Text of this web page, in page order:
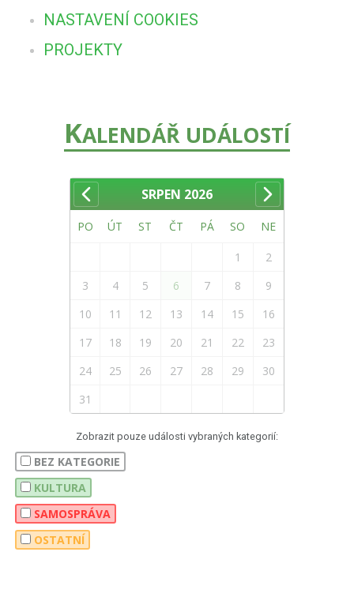
NASTAVENÍ COOKIES
PROJEKTY
KALENDÁŘ UDÁLOSTÍ
SRPEN 2026
PO ÚT ST ČT PÁ SO NE
1
2
3
4 5 6 7 8
9
10
11 12 13 14 15
16
17
18 19 20 21 22
23
24
25 26 27 28 29
30
31
Zobrazit pouze události vybraných kategorií:
BEZ KATEGORIE
KULTURA
SAMOSPRÁVA
OSTATNÍ